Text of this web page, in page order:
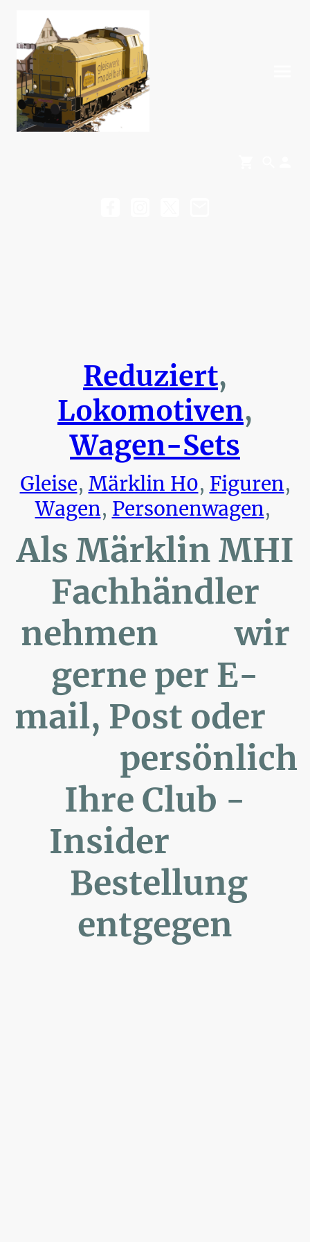
Reduziert,
Lokomotiven,
Wagen-Sets
Gleise, Märklin H0, Figuren,
Wagen, Personenwagen,
Als Märklin MHI
Fachhändler
nehmen wir
gerne per E-
mail, Post oder
persönlich
Ihre Club -
Insider
Bestellung
entgegen